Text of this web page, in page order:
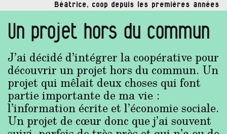
Béatrice, coop depuis les premières années
Un projet hors du commun
J’ai décidé d’intégrer la coopérative pour
découvrir un projet hors du commun. Un
projet qui mêlait deux choses qui font
partie importante de ma vie :
l’information écrite et l’économie sociale.
Un projet de cœur donc que j’ai souvent